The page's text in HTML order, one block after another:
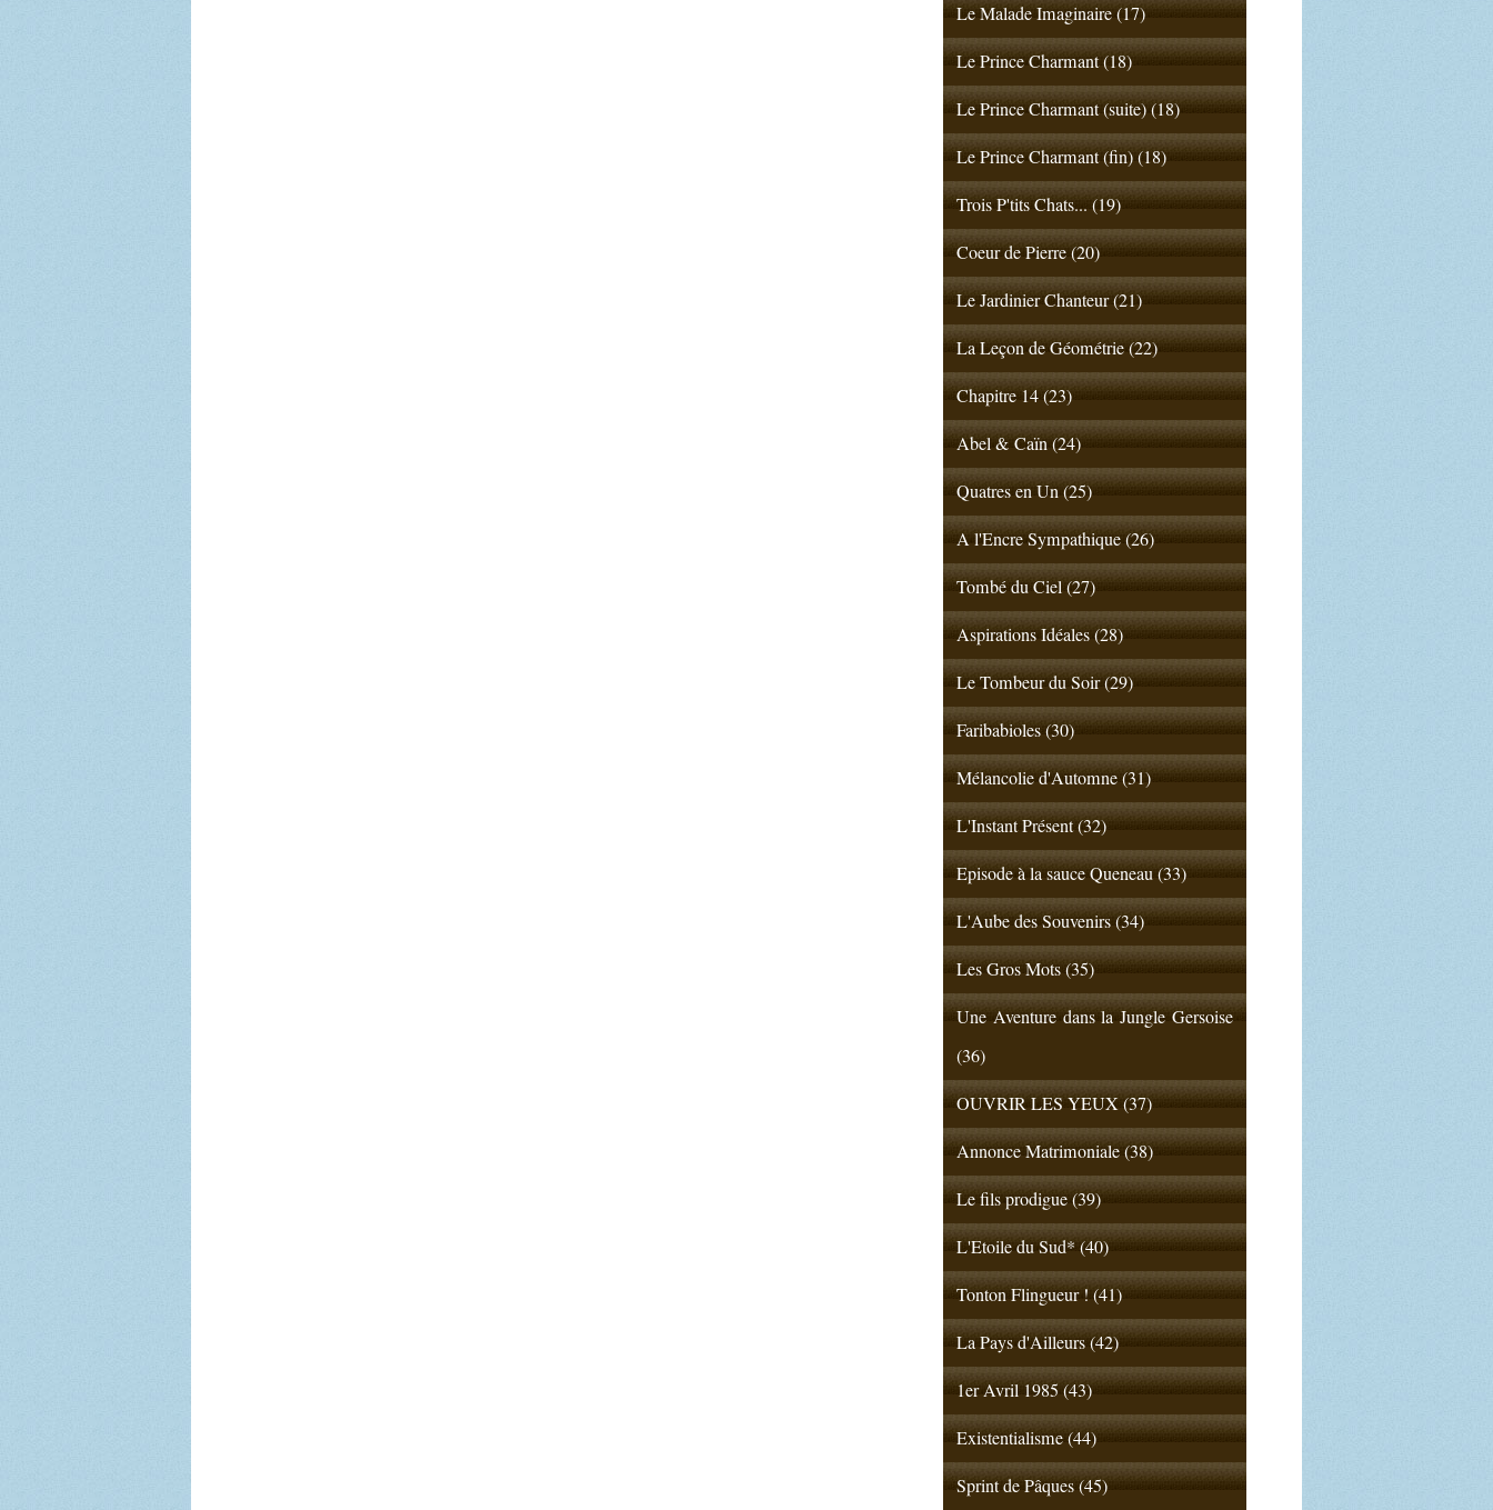
Le Malade Imaginaire (17)
Le Prince Charmant (18)
Le Prince Charmant (suite) (18)
Le Prince Charmant (fin) (18)
Trois P'tits Chats... (19)
Coeur de Pierre (20)
Le Jardinier Chanteur (21)
La Leçon de Géométrie (22)
Chapitre 14 (23)
Abel & Caïn (24)
Quatres en Un (25)
A l'Encre Sympathique (26)
Tombé du Ciel (27)
Aspirations Idéales (28)
Le Tombeur du Soir (29)
Faribabioles (30)
Mélancolie d'Automne (31)
L'Instant Présent (32)
Episode à la sauce Queneau (33)
L'Aube des Souvenirs (34)
Les Gros Mots (35)
Une Aventure dans la Jungle Gersoise
(36)
OUVRIR LES YEUX (37)
Annonce Matrimoniale (38)
Le fils prodigue (39)
L'Etoile du Sud* (40)
Tonton Flingueur ! (41)
La Pays d'Ailleurs (42)
1er Avril 1985 (43)
Existentialisme (44)
Sprint de Pâques (45)